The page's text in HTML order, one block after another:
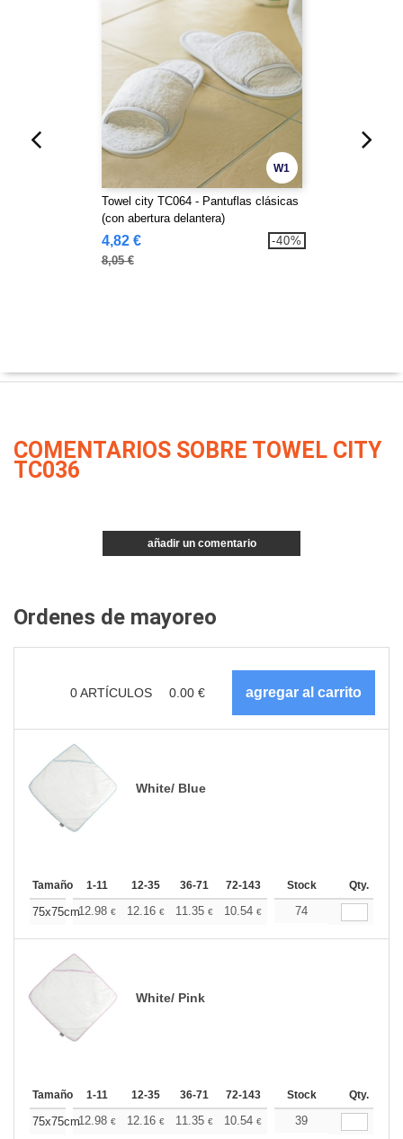
W1
Towel city TC064 - Pantuflas clásicas
(con abertura delantera)
4,82 €
8,05 €
-40%
COMENTARIOS SOBRE TOWEL CITY
TC036
añadir un comentario
Ordenes de mayoreo
0ARTÍCULOS 0.00 €
White/ Blue
Tamaño 1-11 12-35 36-71 72-143 144-287 288 + Más
Stock Qty.
75x75cm12.98 € 12.16 € 11.35 € 10.54 € 9.73€
74
White/ Pink
Tamaño 1-11 12-35 36-71 72-143 144-287 288 + Más
Stock Qty.
75x75cm12.98 € 12.16 € 11.35 € 10.54 € 9.73€
39